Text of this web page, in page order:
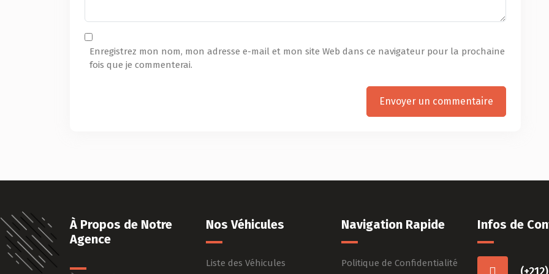
Enregistrez mon nom, mon adresse e-mail et mon site Web dans ce navigateur pour la prochaine
fois que je commenterai.
À Propos de Notre
Agence
Nos Véhicules
Liste des Véhicules
Navigation Rapide
Politique de Confidentialité
Infos de